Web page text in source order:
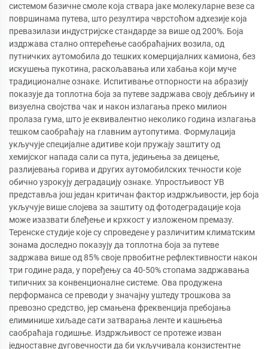
системом базичне смоле која ствара јаке молекуларне везе са
површинама путева, што резултира чврстоћом адхезије која
превазилази индустријске стандарде за више од 200%. Боја
издржава стално оптерећење саобраћајних возила, од
путничких аутомобила до тешких комерцијалних камиона, без
искушења пукотина, раскољавања или хабања који муче
традиционалне ознаке. Испитивање отпорности на абразију
показује да топлотна боја за путеве задржава своју дебљину и
визуелна својства чак и након излагања преко милион
пролаза гума, што је еквивалентно неколико година излагања
тешком саобраћају на главним аутопутима. Формулација
укључује специјалне адитиве који пружају заштиту од
хемијског напада сали са пута, једињења за деицење,
разлијевања горива и других аутомобилских течности које
обично узрокују деградацију ознаке. Упростљивост УВ
представља још један критичан фактор издржљивости, јер боја
укључује више слојева за заштиту од фотодеградације која
може изазвати блеђење и крхкост у изложеном премазу.
Теренске студије које су спроведене у различитим климатским
зонама доследно показују да топлотна боја за путеве
задржава више од 85% своје првобитне рефлективности након
три године рада, у поређењу са 40-50% стопама задржавања
типичних за конвенционалне системе. Ова продужена
перформанса се преводи у значајну уштеду трошкова за
превозно средство, јер смањена фреквенција пребојања
елиминише хиљаде сати затварања ленте и кашњења
саобраћаја годишње. Издржљивост се протеже изван
једноставне дуговечности да би укључивала конзистентне